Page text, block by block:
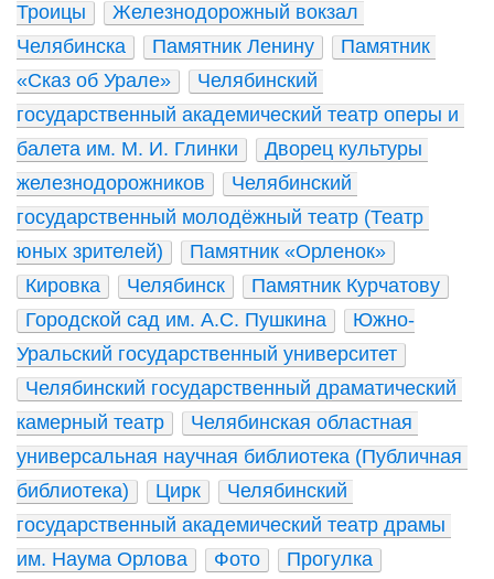
Троицы
Железнодорожный вокзал
Челябинска
Памятник Ленину
Памятник
«Сказ об Урале»
Челябинский
государственный академический театр оперы и
балета им. М. И. Глинки
Дворец культуры
железнодорожников
Челябинский
государственный молодёжный театр (Театр
юных зрителей)
Памятник «Орленок»
Кировка
Челябинск
Памятник Курчатову
Городской сад им. А.С. Пушкина
Южно-
Уральский государственный университет
Челябинский государственный драматический
камерный театр
Челябинская областная
универсальная научная библиотека (Публичная
библиотека)
Цирк
Челябинский
государственный академический театр драмы
им. Наума Орлова
Фото Прогулка